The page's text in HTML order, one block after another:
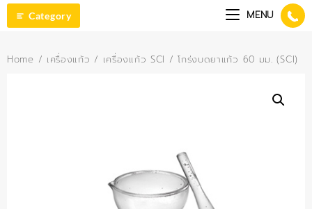
Category MENU
Home / เครื่องแก้ว / เครื่องแก้ว SCI / โกร่งบดยาแก้ว 60 มม. (SCI)